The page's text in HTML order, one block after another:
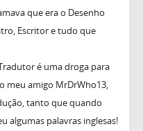
que era o Desenho
Escritor e tudo que
é uma droga para
meu amigo MrDrWho13,
tanto que quando
algumas palavras inglesas!